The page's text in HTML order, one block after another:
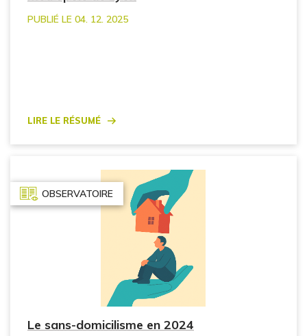
PUBLIÉ LE 04. 12. 2025
Lire le résumé
OBSERVATOIRE
Le sans-domicilisme en 2024